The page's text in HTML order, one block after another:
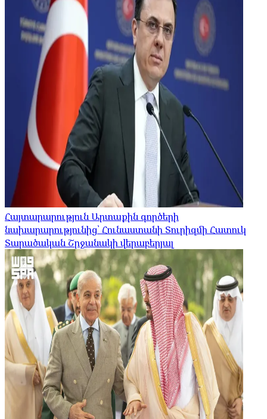
Հայտարարություն Արտաքին գործերի
նախարարությունից՝ Հունաստանի Տուրիզմի Հատուկ
Տարածական Շրջանակի վերաբերյալ